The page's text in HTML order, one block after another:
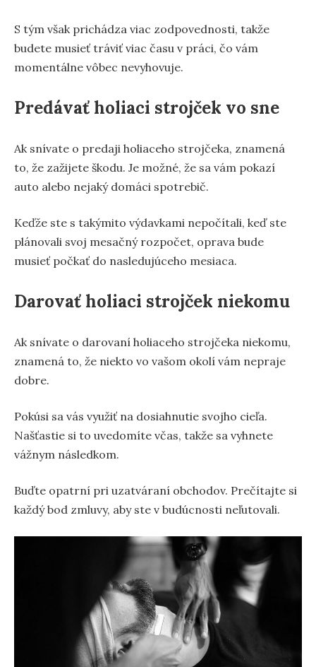
S tým však prichádza viac zodpovednosti, takže
budete musieť tráviť viac času v práci, čo vám
momentálne vôbec nevyhovuje.
Predávať holiaci strojček vo sne
Ak snívate o predaji holiaceho strojčeka, znamená
to, že zažijete škodu. Je možné, že sa vám pokazí
auto alebo nejaký domáci spotrebič.
Keďže ste s takýmito výdavkami nepočítali, keď ste
plánovali svoj mesačný rozpočet, oprava bude
musieť počkať do nasledujúceho mesiaca.
Darovať holiaci strojček niekomu
Ak snívate o darovaní holiaceho strojčeka niekomu,
znamená to, že niekto vo vašom okolí vám nepraje
dobre.
Pokúsi sa vás využiť na dosiahnutie svojho cieľa.
Našťastie si to uvedomíte včas, takže sa vyhnete
vážnym následkom.
Buďte opatrní pri uzatváraní obchodov. Prečítajte si
každý bod zmluvy, aby ste v budúcnosti neľutovali.